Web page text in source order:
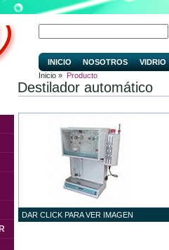
INICIO NOSOTROS
VIDRIO
Inicio » Producto
Destilador automático
DAR CLICK PARA VER IMAGEN